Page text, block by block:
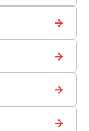
→
→
→
→